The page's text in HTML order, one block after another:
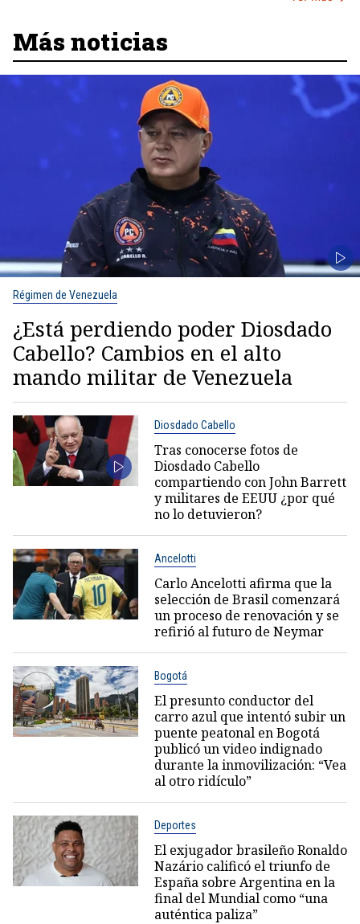
Más noticias
Régimen de Venezuela
¿Está perdiendo poder Diosdado
Cabello? Cambios en el alto
mando militar de Venezuela
Diosdado Cabello
Tras conocerse fotos de
Diosdado Cabello
compartiendo con John Barrett
y militares de EEUU ¿por qué
no lo detuvieron?
Ancelotti
Carlo Ancelotti afirma que la
selección de Brasil comenzará
un proceso de renovación y se
refirió al futuro de Neymar
Bogotá
El presunto conductor del
carro azul que intentó subir un
puente peatonal en Bogotá
publicó un video indignado
durante la inmovilización: “Vea
al otro ridículo”
Deportes
El exjugador brasileño Ronaldo
Nazário calificó el triunfo de
España sobre Argentina en la
final del Mundial como “una
auténtica paliza”